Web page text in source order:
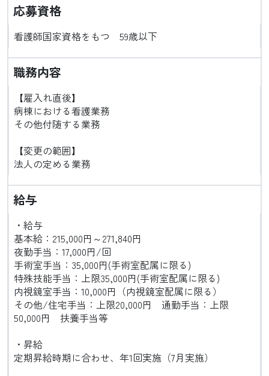
応募資格
看護師国家資格をもつ 59歳以下
職務内容
【雇入れ直後】
病棟における看護業務
その他付随する業務
【変更の範囲】
法人の定める業務
給与
・給与
基本給：215,000円～271,840円
夜勤手当：17,000円/回
手術室手当：35,000円(手術室配属に限る)
特殊技能手当：上限35,000円(手術室配属に限る)
内視鏡室手当：10,000円（内視鏡室配属に限る）
その他/住宅手当：上限20,000円 通勤手当：上限
50,000円 扶養手当等
・昇給
定期昇給時期に合わせ、年1回実施（7月実施）